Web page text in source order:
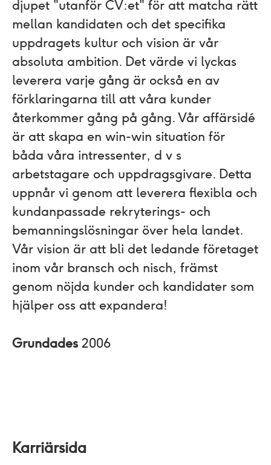
djupet "utanför CV:et"​ för att matcha rätt
mellan kandidaten och det specifika
uppdragets kultur och vision är vår
absoluta ambition. Det värde vi lyckas
leverera varje gång är också en av
förklaringarna till att våra kunder
återkommer gång på gång. Vår affärsidé
är att skapa en win-win situation för
båda våra intressenter, d v s
arbetstagare och uppdragsgivare. Detta
uppnår vi genom att leverera flexibla och
kundanpassade rekryterings- och
bemanningslösningar över hela landet.
Vår vision är att bli det ledande företaget
inom vår bransch och nisch, främst
genom nöjda kunder och kandidater som
hjälper oss att expandera!
Grundades 2006
Karriärsida